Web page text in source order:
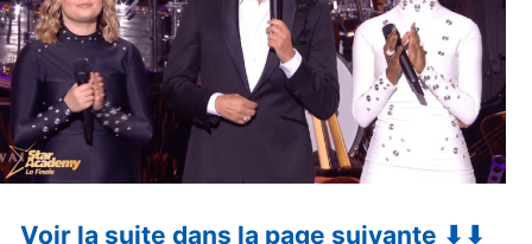
Voir la suite dans la page suivante ⬇⬇